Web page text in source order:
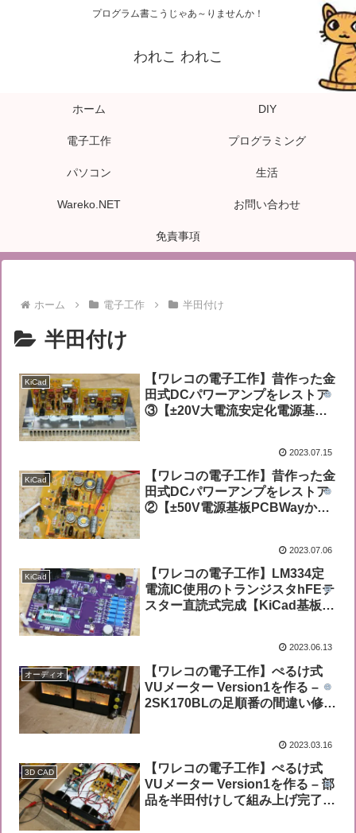
プログラム書こうじゃあ～りませんか！
われこ われこ
ホーム DIY
電子工作 プログラミング
パソコン 生活
Wareko.NET お問い合わせ
免責事項
ホーム 電子工作 半田付け
半田付け
KiCad
【ワレコの電子工作】昔作った金
田式DCパワーアンプをレストア
③【±20V大電流安定化電源基板
2023.07.15
KiCad
【ワレコの電子工作】昔作った金
田式DCパワーアンプをレストア
②【±50V電源基板PCBWayから
2023.07.06
KiCad
【ワレコの電子工作】LM334定
電流IC使用のトランジスタhFEテ
スター直読式完成【KiCad基板設
2023.06.13
オーディオ
【ワレコの電子工作】ぺるけ式
VUメーター Version1を作る –
2SK170BLの足順番の間違い修正
2023.03.16
3D CAD
【ワレコの電子工作】ぺるけ式
VUメーター Version1を作る – 部
品を半田付けして組み上げ完了し